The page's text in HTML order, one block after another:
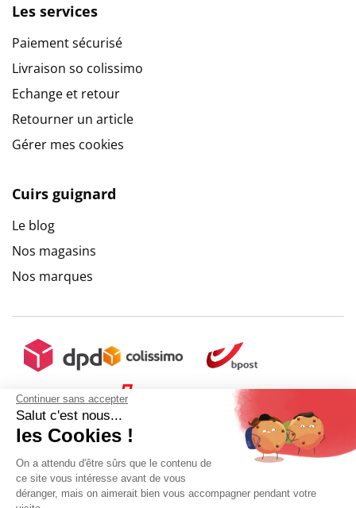
Continuer sans accepter
Salut c'est nous...
les Cookies !
On a attendu d'être sûrs que le contenu de
ce site vous intéresse avant de vous
déranger, mais on aimerait bien vous accompagner pendant votre
Les services
Paiement sécurisé
Livraison so colissimo
Echange et retour
Retourner un article
Gérer mes cookies
Cuirs guignard
Le blog
Nos magasins
Nos marques